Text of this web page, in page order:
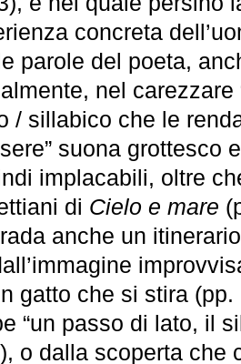
concreta
parole del poeta,
nel
/ sillabico che le
suona grottesco
implacabili, oltre
di Cielo e mare
anche un
gatto che si stira (pp.
“un passo di lato, il
o dalla scoperta che